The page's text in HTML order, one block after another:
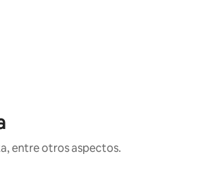
entre otros aspectos.